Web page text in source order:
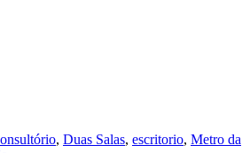
, Duas Salas, escritorio, Metro da